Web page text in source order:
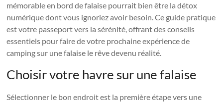
mémorable en bord de falaise pourrait bien être la détox
numérique dont vous ignoriez avoir besoin. Ce guide pratique
est votre passeport vers la sérénité, offrant des conseils
essentiels pour faire de votre prochaine expérience de
camping sur une falaise le rêve devenu réalité.
Choisir votre havre sur une falaise
Sélectionner le bon endroit est la première étape vers une